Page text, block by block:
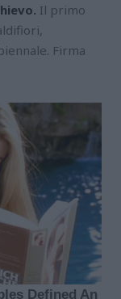
Il primo
Firma